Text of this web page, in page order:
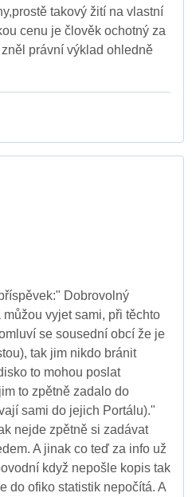
takový žití na vlastní
cenu je člověk ochotný za
právní výklad ohledně
Dobrovolný
vyjet sami, při těchto
se sousední obcí že je
tak jim nikdo bránit
to mohou poslat
to zpětně zadalo do
sami do jejich Portálu)."
nejde zpětně si zadávat
A jinak co teď za info už
když nepošle kopis tak
do ofiko statistik nepočítá. A